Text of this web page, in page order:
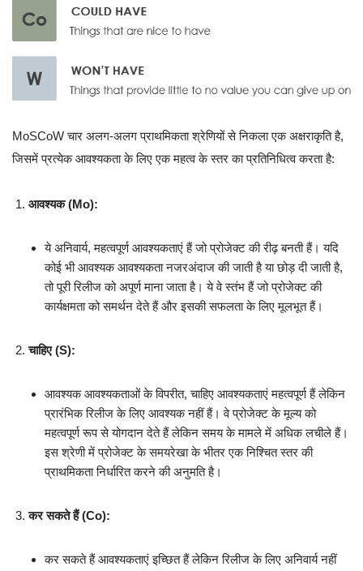
MoSCoW चार अलग-अलग प्राथमिकता श्रेणियों से निकला एक अक्षराकृति है,
जिसमें प्रत्येक आवश्यकता के लिए एक महत्व के स्तर का प्रतिनिधित्व करता है:
आवश्यक (Mo):
ये अनिवार्य, महत्वपूर्ण आवश्यकताएं हैं जो प्रोजेक्ट की रीढ़ बनती हैं। यदि
कोई भी आवश्यक आवश्यकता नजरअंदाज की जाती है या छोड़ दी जाती है,
तो पूरी रिलीज को अपूर्ण माना जाता है। ये वे स्तंभ हैं जो प्रोजेक्ट की
कार्यक्षमता को समर्थन देते हैं और इसकी सफलता के लिए मूलभूत हैं।
चाहिए (S):
आवश्यक आवश्यकताओं के विपरीत, चाहिए आवश्यकताएं महत्वपूर्ण हैं लेकिन
प्रारंभिक रिलीज के लिए आवश्यक नहीं हैं। वे प्रोजेक्ट के मूल्य को
महत्वपूर्ण रूप से योगदान देते हैं लेकिन समय के मामले में अधिक लचीले हैं।
इस श्रेणी में प्रोजेक्ट के समयरेखा के भीतर एक निश्चित स्तर की
प्राथमिकता निर्धारित करने की अनुमति है।
कर सकते हैं (Co):
कर सकते हैं आवश्यकताएं इच्छित हैं लेकिन रिलीज के लिए अनिवार्य नहीं